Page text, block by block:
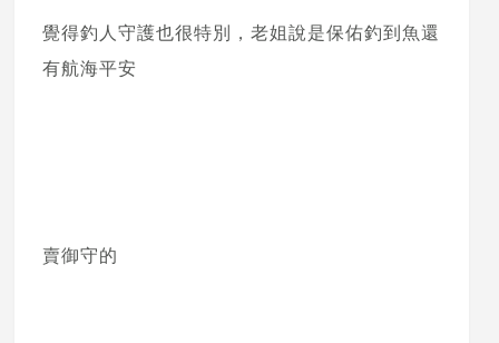
覺得釣人守護也很特別，老姐說是保佑釣到魚還
有航海平安
賣御守的